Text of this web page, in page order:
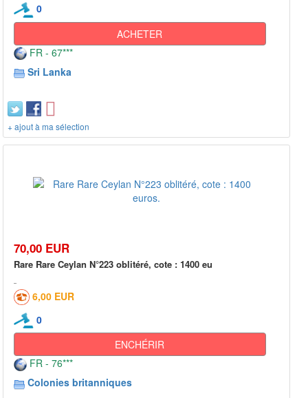
0
ACHETER
FR - 67***
Sri Lanka
+ ajout à ma sélection
70,00 EUR
Rare Rare Ceylan N°223 oblitéré, cote : 1400 eu
6,00 EUR
0
ENCHÉRIR
FR - 76***
Colonies britanniques